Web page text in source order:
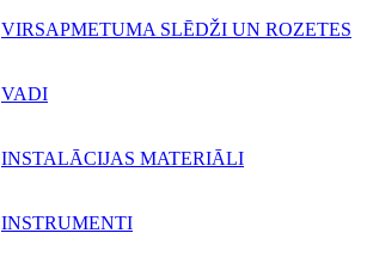
VIRSAPMETUMA SLĒDŽI UN ROZETES
VADI
INSTALĀCIJAS MATERIĀLI
INSTRUMENTI